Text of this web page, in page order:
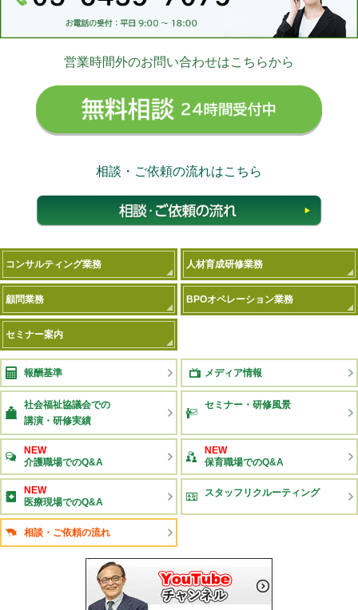
営業時間外のお問い合わせはこちらから
相談・ご依頼の流れはこちら
コンサルティング業務 人材育成研修業務
顧問業務 BPOオペレーション業務
セミナー案内
報酬基準 メディア情報
社会福祉協議会での
講演・研修実績
セミナー・研修風景
NEW
介護職場でのQ&A
NEW
保育職場でのQ&A
NEW
医療現場でのQ&A
スタッフリクルーティング
相談・ご依頼の流れ